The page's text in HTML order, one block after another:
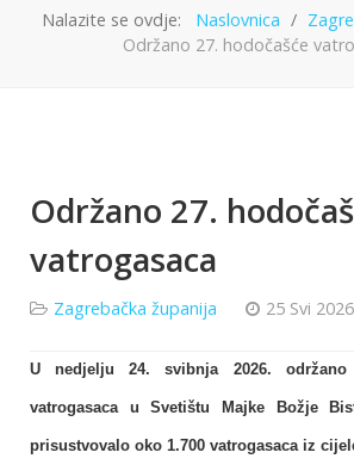
Nalazite se ovdje: Naslovnica
Održano 27. hodočašće
Održano 27.
vatrogasaca
Zagrebačka županija 25 Svi 2026
U nedjelju 24. svibnja 2026.
vatrogasaca u Svetištu Majke Božje
prisustvovalo oko 1.700 vatrogasaca iz